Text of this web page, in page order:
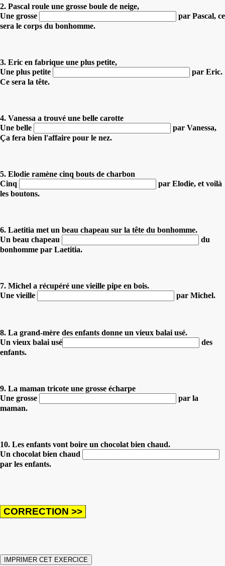
2. Pascal roule une grosse boule de neige,
Une grosse
par Pascal, ce
sera le corps du bonhomme.
3. Eric en fabrique une plus petite,
Une plus petite
par Eric.
Ce sera la tête.
4. Vanessa a trouvé une belle carotte
Une belle
par Vanessa,
Ça fera bien l'affaire pour le nez.
5. Elodie ramène cinq bouts de charbon
Cinq
par Elodie, et voilà
les boutons.
6. Laetitia met un beau chapeau sur la tête du bonhomme.
Un beau chapeau
du
bonhomme par Laetitia.
7. Michel a récupéré une vieille pipe en bois.
Une vieille
par Michel.
8. La grand-mère des enfants donne un vieux balai usé.
Un vieux balai usé
des
enfants.
9. La maman tricote une grosse écharpe
Une grosse
par la
maman.
10. Les enfants vont boire un chocolat bien chaud.
Un chocolat bien chaud
par les enfants.